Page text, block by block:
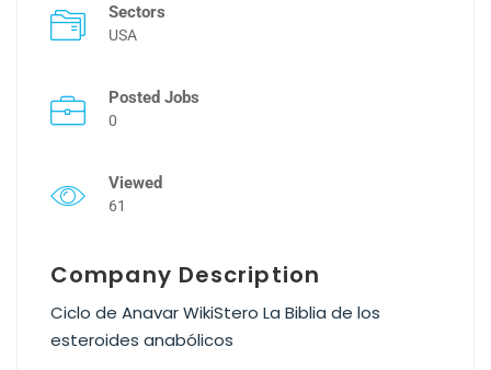
Sectors
USA
Posted Jobs
0
Viewed
61
Company Description
Ciclo de Anavar WikiStero La Biblia de los
esteroides anabólicos